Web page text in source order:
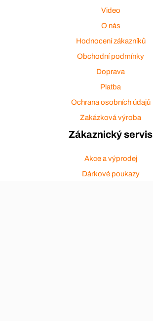
Video
O nás
Hodnocení zákazníků
Obchodní podmínky
Doprava
Platba
Ochrana osobních údajů
Zakázková výroba
Zákaznický servis
Akce a výprodej
Dárkové poukazy